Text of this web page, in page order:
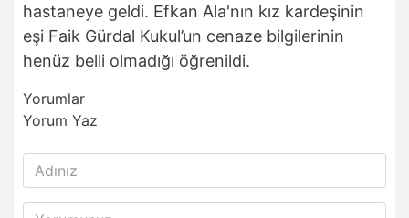
hastaneye geldi. Efkan Ala'nın kız kardeşinin
eşi Faik Gürdal Kukul’un cenaze bilgilerinin
henüz belli olmadığı öğrenildi.
Yorumlar
Yorum Yaz